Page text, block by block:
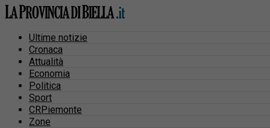
Ultime notizie
Cronaca
Attualità
Economia
Politica
Sport
CRPiemonte
Zone